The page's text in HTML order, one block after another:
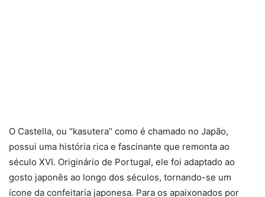
O Castella, ou “kasutera” como é chamado no Japão,
possui uma história rica e fascinante que remonta ao
século XVI. Originário de Portugal, ele foi adaptado ao
gosto japonês ao longo dos séculos, tornando-se um
ícone da confeitaria japonesa. Para os apaixonados por